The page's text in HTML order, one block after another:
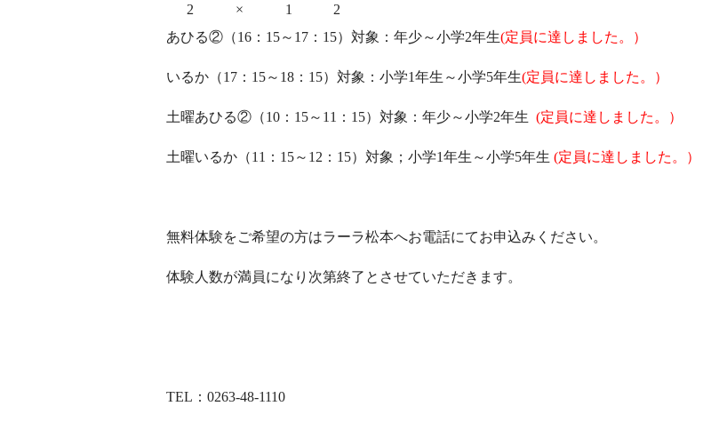
2
× 1
2
あひる②（16：15～17：15）対象：年少～小学2年生(定員に達しました。）
いるか（17：15～18：15）対象：小学1年生～小学5年生(定員に達しました。）
土曜あひる②（10：15～11：15）対象：年少～小学2年生 (定員に達しました。）
土曜いるか（11：15～12：15）対象；小学1年生～小学5年生 (定員に達しました。）
無料体験をご希望の方はラーラ松本へお電話にてお申込みください。
体験人数が満員になり次第終了とさせていただきます。
TEL：0263-48-1110